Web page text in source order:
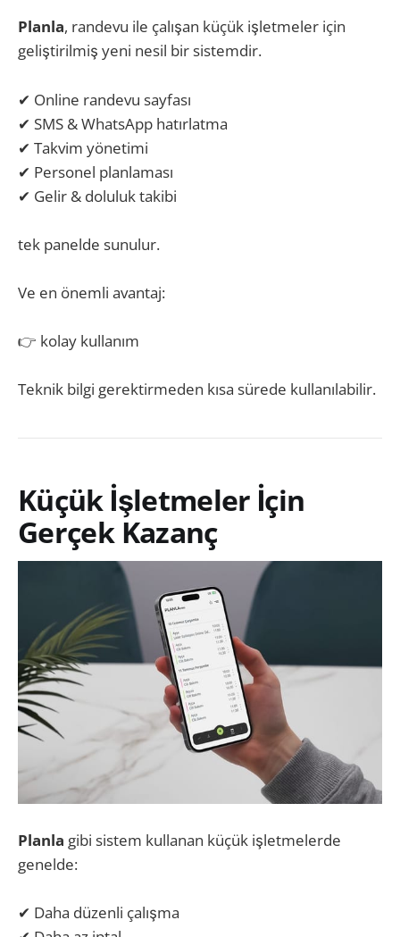
Planla, randevu ile çalışan küçük işletmeler için
geliştirilmiş yeni nesil bir sistemdir.
✔ Online randevu sayfası
✔ SMS & WhatsApp hatırlatma
✔ Takvim yönetimi
✔ Personel planlaması
✔ Gelir & doluluk takibi
tek panelde sunulur.
Ve en önemli avantaj:
👉 kolay kullanım
Teknik bilgi gerektirmeden kısa sürede kullanılabilir.
Küçük İşletmeler İçin
Gerçek Kazanç
Planla gibi sistem kullanan küçük işletmelerde
genelde:
✔ Daha düzenli çalışma